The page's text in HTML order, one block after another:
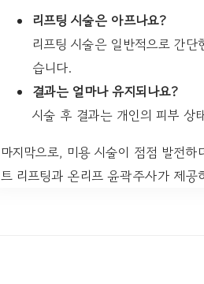
리프팅 시술은 아프나요?
리프팅 시술은 일반적으로 간
습니다.
결과는 얼마나 유지되나요?
시술 후 결과는 개인의 피부 상
마지막으로, 미용 시술이 점점 발전
트 리프팅과 온리프 윤곽주사가 제공